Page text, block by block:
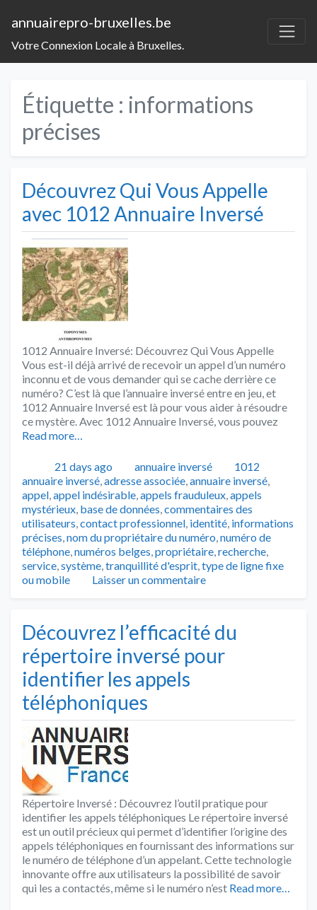
annuairepro-bruxelles.be
Votre Connexion Locale à Bruxelles.
Étiquette : informations
précises
Découvrez Qui Vous Appelle
avec 1012 Annuaire Inversé
1012 Annuaire Inversé: Découvrez Qui Vous Appelle
Vous est-il déjà arrivé de recevoir un appel d’un numéro
inconnu et de vous demander qui se cache derrière ce
numéro? C’est là que l’annuaire inversé entre en jeu, et
1012 Annuaire Inversé est là pour vous aider à résoudre
ce mystère. Avec 1012 Annuaire Inversé, vous pouvez
Read more…
Publié21 days ago Catégories
annuaire inversé Tags
1012
annuaire inversé,adresse associée,annuaire inversé,
appel,appel indésirable,appels frauduleux,appels
mystérieux, base de données,commentaires des
utilisateurs,contact professionnel, identité, informations
précises,nom du propriétaire du numéro,numéro de
téléphone,numéros belges,propriétaire,recherche,
service,système,tranquillité d'esprit,type de ligne fixe
ou mobile
Laisser un commentaire
Découvrez l’efficacité du
répertoire inversé pour
identifier les appels
téléphoniques
Répertoire Inversé : Découvrez l’outil pratique pour
identifier les appels téléphoniques Le répertoire inversé
est un outil précieux qui permet d’identifier l’origine des
appels téléphoniques en fournissant des informations sur
le numéro de téléphone d’un appelant. Cette technologie
innovante offre aux utilisateurs la possibilité de savoir
qui les a contactés, même si le numéro n’est Read more…